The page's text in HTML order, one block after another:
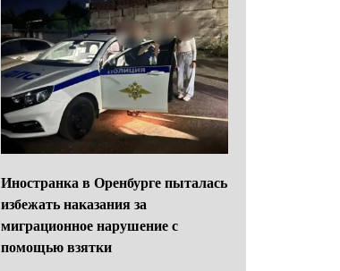
Иностранка в Оренбурге пыталась
избежать наказания за
миграционное нарушение с
помощью взятки